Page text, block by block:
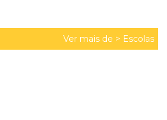
Ver mais de > Escolas